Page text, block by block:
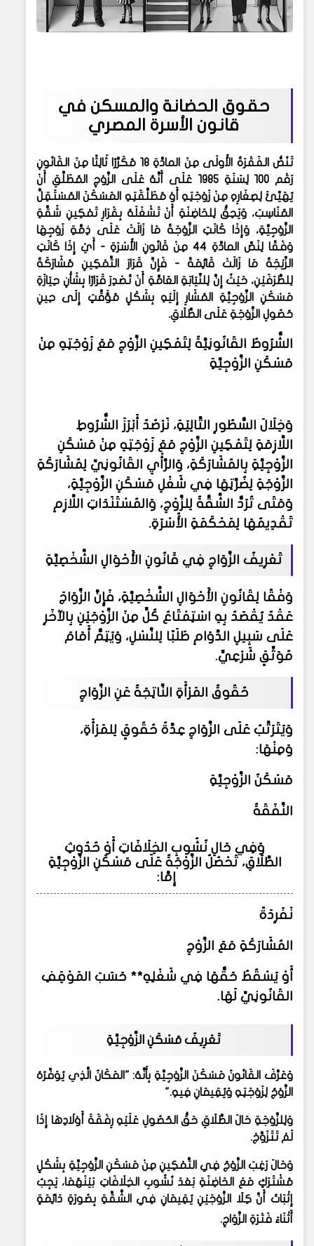
حقوق الحضانة والمسكن في
قانون الأسرة المصري
تَنُصُّ الفَقْرَةُ الأُولَى مِنَ المادَّةِ 18 مُكَرَّرًا ثَالِثًا مِنَ القَانُونِ
رَقْم 100 لِسَنَةِ 1985 عَلَى أَنَّهُ عَلَى الزَّوْجِ المُطَلَّقِ أَنْ
يُهَيِّئَ لِصِغَارِهِ مِنْ زَوْجَتِهِ أَوْ مُطَلَّقَتِهِ المَسْكَنَ المُسْتَقِلَّ
المُنَاسِبَ، وَيَحِقُّ لِلحَاضِنَةِ أَنْ تَشْغَلَهُ بِقَرَارِ تَمْكِينِ شَقَّةِ
الزَّوْجِيَّةِ، وَإِذَا كَانَتِ الزَّوْجَةُ مَا زَالَتْ عَلَى ذِمَّةِ زَوْجِهَا
وَفْقًا لِنَصِّ المادَّةِ 44 مِنْ قَانُونِ الأُسْرَةِ - أَيْ إِذَا كَانَتِ
الزِّيْجَةُ مَا زَالَتْ قَائِمَةً - فَإِنَّ قَرَارَ التَّمْكِينِ مُشَارَكَةٌ
لِلطَّرَفَيْنِ، حَيْثُ إِنَّ لِلنِّيَابَةِ العَامَّةِ أَنْ تُصْدِرَ قَرَارًا بِشَأْنِ حِيَازَةِ
مَسْكَنِ الزَّوْجِيَّةِ المُشَارِ إِلَيْهِ بِشَكْلٍ مُؤَقَّتٍ إِلَى حِينِ
حُصُولِ الزَّوْجَةِ عَلَى الطَّلَاقِ.
الشُّرُوطُ القَانُونِيَّةُ لِتَمْكِينِ الزَّوْجِ مَعَ زَوْجَتِهِ مِنْ
مَسْكَنِ الزَّوْجِيَّةِ
وَخِلَالَ السُّطُورِ التَّالِيَةِ، نَرْصُدُ أَبْرَزَ الشُّرُوطِ
اللَّازِمَةِ لِتَمْكِينِ الزَّوْجِ مَعَ زَوْجَتِهِ مِنْ مَسْكَنِ
الزَّوْجِيَّةِ بِالمُشَارَكَةِ، وَالرَّأْيِ القَانُونِيِّ لِمُشَارَكَةِ
الزَّوْجَةِ لِضُرَّتِهَا فِي شَغْلِ مَسْكَنِ الزَّوْجِيَّةِ،
وَمَتَى تُرَدُّ الشَّقَّةُ لِلزَّوْجِ، وَالمُسْتَنَدَاتِ اللَّازِمِ
تَقْدِيمُهَا لِمَحْكَمَةِ الأُسْرَةِ.
تَعْرِيفُ الزَّوَاجِ فِي قَانُونِ الأَحْوَالِ الشَّخْصِيَّةِ
وَفْقًا لِقَانُونِ الأَحْوَالِ الشَّخْصِيَّةِ، فَإِنَّ الزَّوَاجَ
عَقْدٌ يُقْصَدُ بِهِ اسْتِمْتَاعُ كُلٍّ مِنَ الزَّوْجَيْنِ بِالآخَرِ
عَلَى سَبِيلِ الدَّوَامِ طَلَبًا لِلنَّسْلِ، وَيَتِمُّ أَمَامَ
مُوَثِّقٍ شَرْعِيٍّ.
حُقُوقُ المَرْأَةِ النَّاتِجَةُ عَنِ الزَّوَاجِ
وَيَتَرَتَّبُ عَلَى الزَّوَاجِ عِدَّةُ حُقُوقٍ لِلمَرْأَةِ،
وَمِنْهَا:
مَسْكَنُ الزَّوْجِيَّةِ
النَّفَقَةُ
وَفِي حَالِ نُشُوبِ الخِلَافَاتِ أَوْ حُدُوثِ
الطَّلَاقِ، تَحْصُلُ الزَّوْجَةُ عَلَى مَسْكَنِ الزَّوْجِيَّةِ
إِمَّا:
نْفَرِدَةً
المُشَارَكَةِ مَعَ الزَّوْجِ
أَوْ يَسْقُطُ حَقُّهَا فِي شَغْلِهِ** حَسَبَ المَوْقِفِ
القَانُونِيِّ لَهَا.
تَعْرِيفُ مَسْكَنِ الزَّوْجِيَّةِ
وَعَرَّفَ القَانُونُ مَسْكَنَ الزَّوْجِيَّةِ بِأَنَّهُ: "المَكَانُ الَّذِي يُوَفِّرُهُ
الزَّوْجُ لِزَوْجَتِهِ وَيُقِيمَانِ فِيهِ".
وَلِلزَّوْجَةِ حَالَ الطَّلَاقِ حَقُّ الحُصُولِ عَلَيْهِ رِفْقَةَ أَوْلَادِهَا إِذَا
لَمْ تَتَزَوَّجْ.
وَحَالَ رَغِبَ الزَّوْجُ فِي التَّمْكِينِ مِنْ مَسْكَنِ الزَّوْجِيَّةِ بِشَكْلٍ
مُشْتَرَكٍ مَعَ الحَاضِنَةِ بَعْدَ نُشُوبِ الخِلَافَاتِ بَيْنَهُمَا، يَجِبُ
إِثْبَاتُ أَنَّ كِلَا الزَّوْجَيْنِ يُقِيمَانِ فِي الشَّقَّةِ بِصُورَةٍ دَائِمَةٍ
أَثْنَاءَ فَتْرَةِ الزَّوَاجِ.